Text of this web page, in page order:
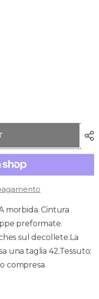
morbida. Cintura
preformate.
sul decollete.La
una taglia 42.Tessuto:
compresa